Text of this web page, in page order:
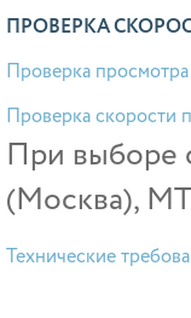
ПРОВЕРКА
Проверка
Проверка скорости
При выборе
(Москва),
Технические